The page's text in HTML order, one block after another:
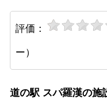
評価：
ー）
道の駅 スパ羅漢の施